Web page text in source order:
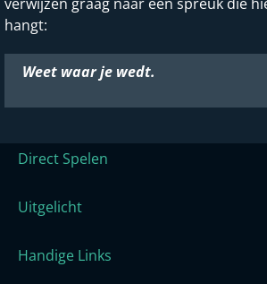
hangt:
Weet waar je wedt.
Direct Spelen
Uitgelicht
Handige Links